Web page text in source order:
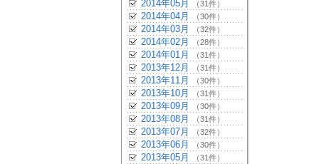
2014年05月 （31件）
2014年04月 （30件）
2014年03月 （32件）
2014年02月 （28件）
2014年01月 （31件）
2013年12月 （31件）
2013年11月 （30件）
2013年10月 （31件）
2013年09月 （30件）
2013年08月 （31件）
2013年07月 （32件）
2013年06月 （30件）
2013年05月 （31件）